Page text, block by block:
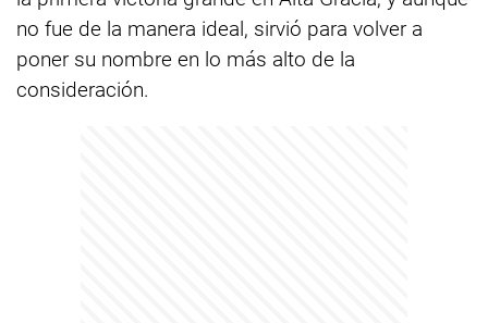
no fue de la manera ideal, sirvió para volver a
poner su nombre en lo más alto de la
consideración.